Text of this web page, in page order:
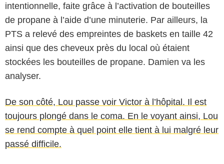
intentionnelle, faite grâce à l’activation de bouteilles
de propane à l’aide d’une minuterie. Par ailleurs, la
PTS a relevé des empreintes de baskets en taille 42
ainsi que des cheveux près du local où étaient
stockées les bouteilles de propane. Damien va les
analyser.
De son côté, Lou passe voir Victor à l’hôpital. Il est
toujours plongé dans le coma. En le voyant ainsi, Lou
se rend compte à quel point elle tient à lui malgré leur
passé difficile.